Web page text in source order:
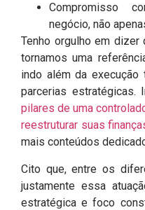
Compromisso
negócio, não
Tenho orgulho em dizer
tornamos uma
indo além da execução
parcerias estratégicas.
pilares de uma
reestruturar suas
mais conteúdos
Cito que, entre os
justamente essa
estratégica e foco